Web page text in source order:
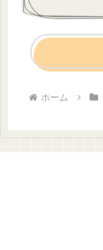
ホーム